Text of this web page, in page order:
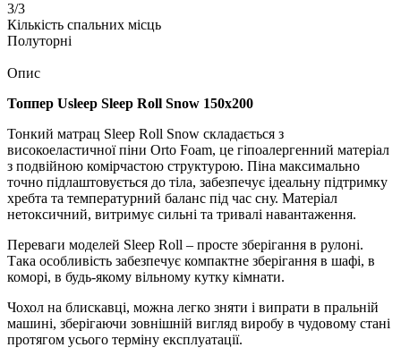
3/3
Кількість спальних місць
Полуторні
Опис
Топпер Usleep Sleep Roll Snow 150х200
Тонкий матрац Sleep Roll Snow складається з
високоеластичної піни Orto Foam, це гіпоалергенний матеріал
з подвійною комірчастою структурою. Піна максимально
точно підлаштовується до тіла, забезпечує ідеальну підтримку
хребта та температурний баланс під час сну. Матеріал
нетоксичний, витримує сильні та тривалі навантаження.
Переваги моделей Sleep Roll – просте зберігання в рулоні.
Така особливість забезпечує компактне зберігання в шафі, в
коморі, в будь-якому вільному кутку кімнати.
Чохол на блискавці, можна легко зняти і випрати в пральній
машині, зберігаючи зовнішній вигляд виробу в чудовому стані
протягом усього терміну експлуатації.